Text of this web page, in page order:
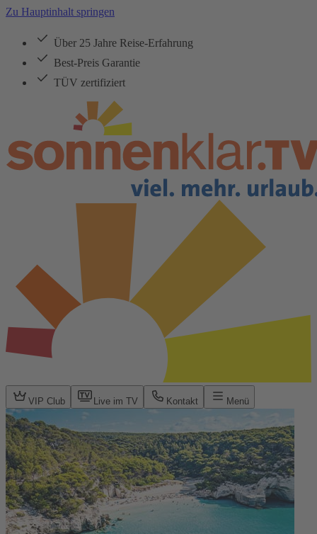
Zu Hauptinhalt springen
Über 25 Jahre Reise-Erfahrung
Best-Preis Garantie
TÜV zertifiziert
VIP Club Live im TV Kontakt Menü